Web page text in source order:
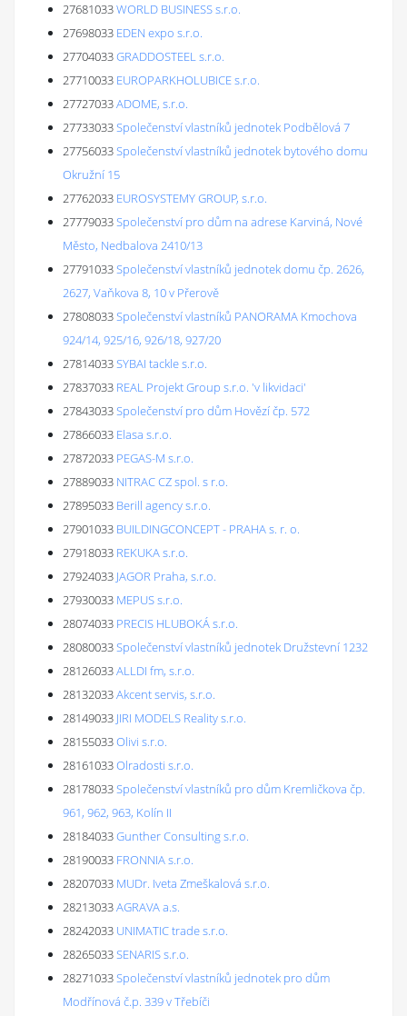
27681033WORLD BUSINESS s.r.o.
27698033 EDEN expo s.r.o.
27704033GRADDOSTEEL s.r.o.
27710033 EUROPARKHOLUBICE s.r.o.
27727033ADOME, s.r.o.
27733033Společenství vlastníků jednotek Podbělová 7
27756033Společenství vlastníků jednotek bytového domu
Okružní 15
27762033 EUROSYSTEMY GROUP, s.r.o.
27779033Společenství pro dům na adrese Karviná, Nové
Město, Nedbalova 2410/13
27791033Společenství vlastníků jednotek domu čp. 2626,
2627, Vaňkova 8, 10 v Přerově
27808033Společenství vlastníků PANORAMA Kmochova
924/14, 925/16, 926/18, 927/20
27814033SYBAI tackle s.r.o.
27837033 REAL Projekt Group s.r.o. 'v likvidaci'
27843033Společenství pro dům Hovězí čp. 572
27866033 Elasa s.r.o.
27872033 PEGAS-M s.r.o.
27889033 NITRAC CZ spol. s r.o.
27895033 Berill agency s.r.o.
27901033 BUILDINGCONCEPT - PRAHA s. r. o.
27918033 REKUKA s.r.o.
27924033 JAGOR Praha, s.r.o.
27930033 MEPUS s.r.o.
28074033 PRECIS HLUBOKÁ s.r.o.
28080033Společenství vlastníků jednotek Družstevní 1232
28126033ALLDI fm, s.r.o.
28132033Akcent servis, s.r.o.
28149033 JIRI MODELS Reality s.r.o.
28155033Olivi s.r.o.
28161033Olradosti s.r.o.
28178033Společenství vlastníků pro dům Kremličkova čp.
961, 962, 963, Kolín II
28184033Gunther Consulting s.r.o.
28190033 FRONNIA s.r.o.
28207033 MUDr. Iveta Zmeškalová s.r.o.
28213033AGRAVA a.s.
28242033 UNIMATIC trade s.r.o.
28265033SENARIS s.r.o.
28271033Společenství vlastníků jednotek pro dům
Modřínová č.p. 339 v Třebíči